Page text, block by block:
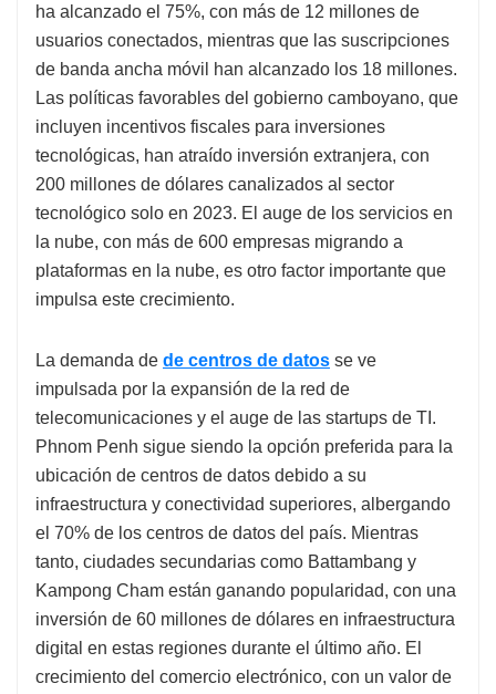
ha alcanzado el 75%, con más de 12 millones de
usuarios conectados, mientras que las suscripciones
de banda ancha móvil han alcanzado los 18 millones.
Las políticas favorables del gobierno camboyano, que
incluyen incentivos fiscales para inversiones
tecnológicas, han atraído inversión extranjera, con
200 millones de dólares canalizados al sector
tecnológico solo en 2023. El auge de los servicios en
la nube, con más de 600 empresas migrando a
plataformas en la nube, es otro factor importante que
impulsa este crecimiento.
La demanda de de centros de datos se ve
impulsada por la expansión de la red de
telecomunicaciones y el auge de las startups de TI.
Phnom Penh sigue siendo la opción preferida para la
ubicación de centros de datos debido a su
infraestructura y conectividad superiores, albergando
el 70% de los centros de datos del país. Mientras
tanto, ciudades secundarias como Battambang y
Kampong Cham están ganando popularidad, con una
inversión de 60 millones de dólares en infraestructura
digital en estas regiones durante el último año. El
crecimiento del comercio electrónico, con un valor de